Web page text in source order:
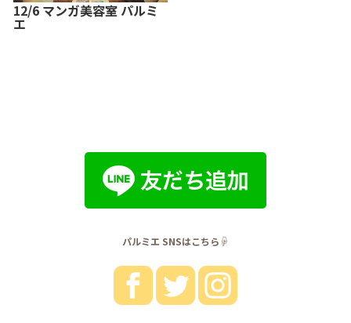
12/6 マンガ美容室 パルミ
エ
パルミエ SNSはこちら☟